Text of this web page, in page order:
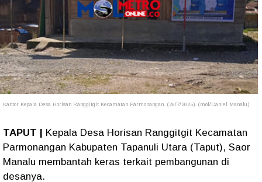
Kantor Kepala Desa Horisan Ranggitgit Kecamatan Parmonangan. (26/7/2025). (mol/Daniel Manalu)
TAPUT | Kepala Desa Horisan Ranggitgit Kecamatan
Parmonangan Kabupaten Tapanuli Utara (Taput), Saor
Manalu membantah keras terkait pembangunan di
desanya.